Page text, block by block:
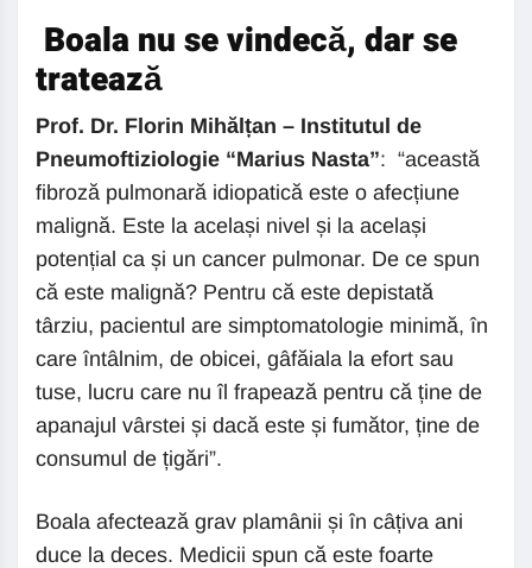
Boala nu se vindecă, dar se
tratează
Prof. Dr. Florin Mihălțan – Institutul de
Pneumoftiziologie “Marius Nasta”: “această
fibroză pulmonară idiopatică este o afecțiune
malignă. Este la același nivel și la același
potențial ca și un cancer pulmonar. De ce spun
că este malignă? Pentru că este depistată
târziu, pacientul are simptomatologie minimă, în
care întâlnim, de obicei, gâfăiala la efort sau
tuse, lucru care nu îl frapează pentru că ține de
apanajul vârstei și dacă este și fumător, ține de
consumul de țigări”.
Boala afectează grav plamânii și în câțiva ani
duce la deces. Medicii spun că este foarte